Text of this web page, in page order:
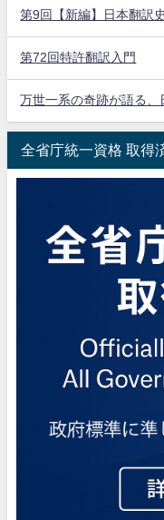
第9回【新編】日本翻訳史
第72回特許翻訳入門
万世一系の奇跡が語る
全省庁統一資格 取得